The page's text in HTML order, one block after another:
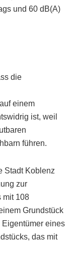
und 60 dB(A)
die
einem
ist, weil
führen.
Stadt Koblenz
zur
mit 108
Grundstück
eines
das mit